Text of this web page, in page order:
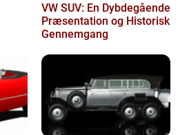
VW SUV: En Dybdegående
Præsentation og Historisk
Gennemgang